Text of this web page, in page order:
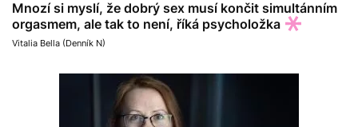
Mnozí si myslí, že dobrý sex musí končit simultánním
orgasmem, ale tak to není, říká psycholožka
Vitalia Bella (Denník N)